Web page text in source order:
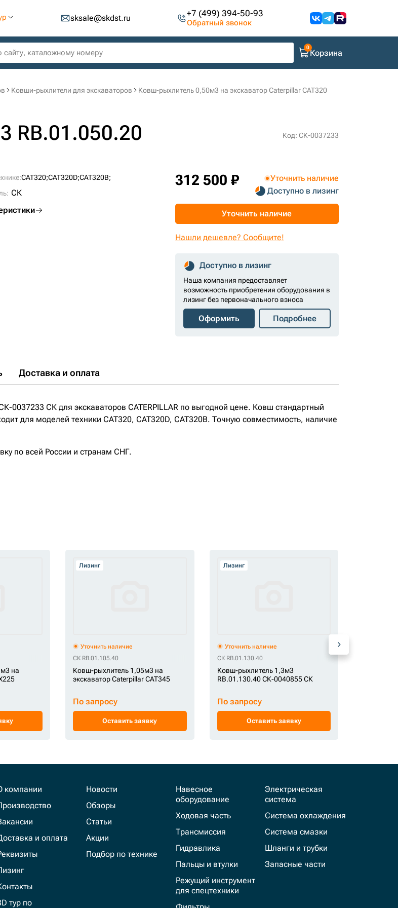
sksale@skdst.ru +7 (499) 394-50-93
Обратный звонок
Корзина
Ковши-рыхлители для экскаваторов Ковш-рыхлитель 0,50м3 на экскаватор Caterpillar CAT320
RB.01.050.20 Код: СК-0037233
CAT320;CAT320D;CAT320B;
СК
312 500 ₽
Уточнить наличие
Доступно в лизинг
Уточнить наличие
Нашли дешевле? Сообщите!
Доступно в лизинг
Наша компания предоставляет
возможность приобретения оборудования в
лизинг без первоначального взноса
Оформить Подробнее
Доставка и оплата
0037233 СК для экскаваторов CATERPILLAR по выгодной цене. Ковш стандартный
для моделей техники CAT320, CAT320D, CAT320B. Точную совместимость, наличие
по всей России и странам СНГ.
на
Лизинг
Уточнить наличие
СК RB.01.105.40
Ковш-рыхлитель 1,05м3 на
экскаватор Caterpillar CAT345
По запросу
Оставить заявку
Лизинг
Уточнить наличие
СК RB.01.130.40
Ковш-рыхлитель 1,3м3
RB.01.130.40 СК-0040855 СК
По запросу
Оставить заявку
компании
и оплата
тур по
Новости
Обзоры
Статьи
Акции
Подбор по технике
Навесное
оборудование
Ходовая часть
Трансмиссия
Гидравлика
Пальцы и втулки
Режущий инструмент
для спецтехники
Электрическая
система
Система охлаждения
Система смазки
Шланги и трубки
Запасные части